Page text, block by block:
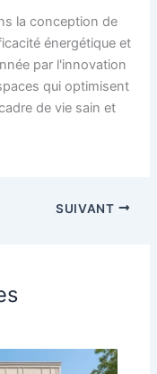
la conception de
énergétique et
par l'innovation
qui optimisent
de vie sain et
SUIVANT